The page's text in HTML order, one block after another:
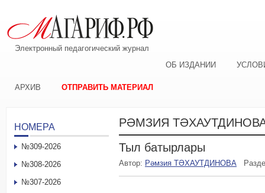
Электронный педагогический журнал
ОБ ИЗДАНИИ
АРХИВ ОТПРАВИТЬ МАТЕРИАЛ
РӘМЗИЯ
Тыл батырлары
Автор: Рәмзия ТӘХАУТДИНОВА
НОМЕРА
№309-2026
№308-2026
№307-2026